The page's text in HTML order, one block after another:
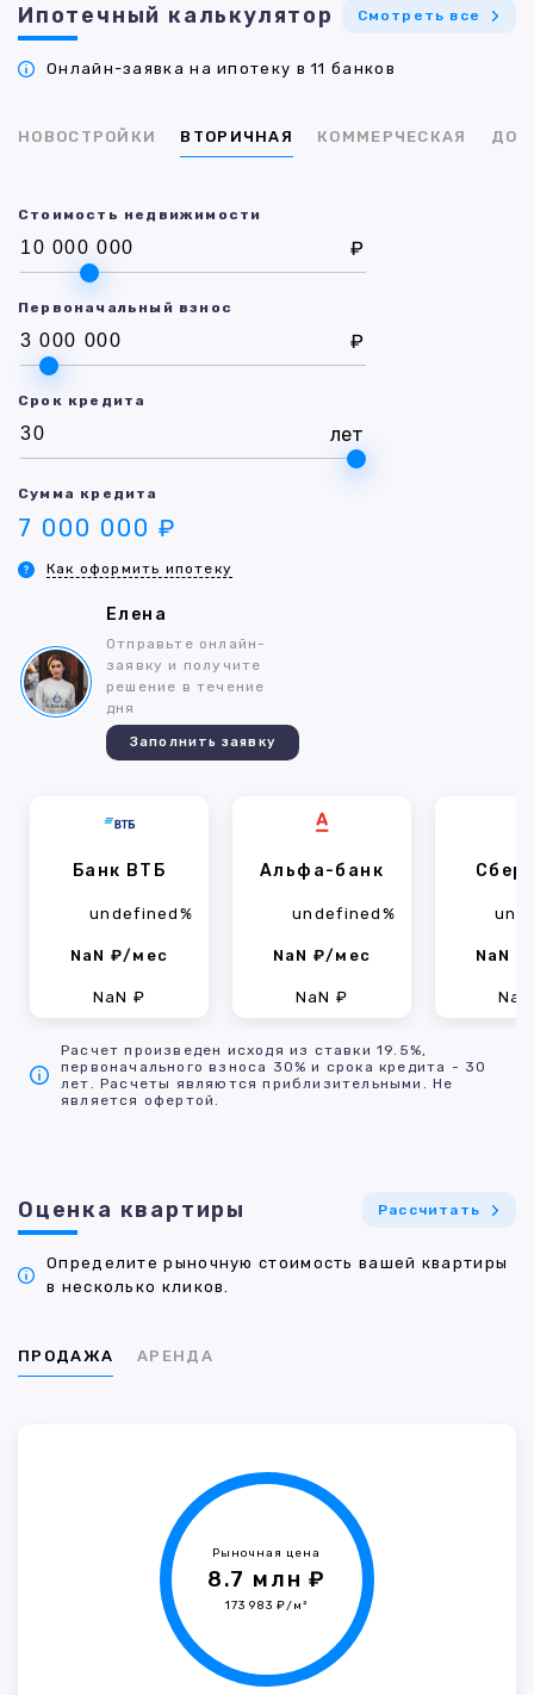
Ипотечный калькулятор Смотреть все
Онлайн-заявка на ипотеку в 11 банков
НОВОСТРОЙКИ ВТОРИЧНАЯ КОММЕРЧЕСКАЯ ДОМ
Стоимость недвижимости
₽
Первоначальный взнос
₽
Срок кредита
лет
Сумма кредита
7 000 000 ₽
Как оформить ипотеку
Елена
Отправьте онлайн-
заявку и получите
решение в течение
дня
Заполнить заявку
Банк ВТБ
undefined%
NaN ₽/мес
NaN ₽
Альфа-банк
undefined%
NaN ₽/мес
NaN ₽
NaN
Расчет произведен исходя из ставки 19.5%,
первоначального взноса 30% и срока кредита - 30
лет. Расчеты являются приблизительными. Не
является офертой.
Оценка квартиры Рассчитать
Определите рыночную стоимость вашей квартиры
в несколько кликов.
ПРОДАЖА АРЕНДА
Рыночная цена
8.7 млн ₽
173 983 ₽/м²